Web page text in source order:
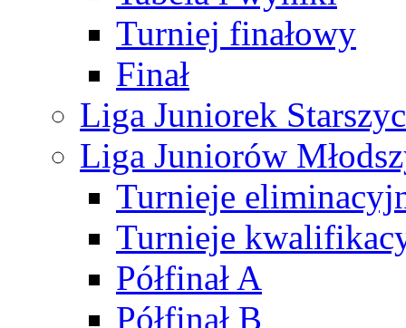
Turniej finałowy
Finał
Liga Juniorek
Liga Juniorów
Turnieje
Turnieje
Półfinał A
Półfinał B